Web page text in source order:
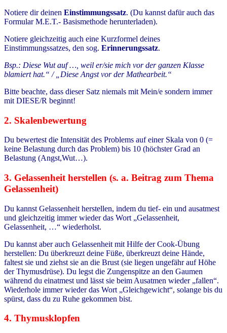
Notiere dir deinen Einstimmungssatz. (Du kannst dafür auch das
Formular M.E.T.- Basismethode herunterladen).
Notiere gleichzeitig auch eine Kurzformel deines
Einstimmungssatzes, den sog. Erinnerungssatz.
Bsp.: Diese Wut auf …, weil er/sie mich vor der ganzen Klasse
blamiert hat.“ / „Diese Angst vor der Mathearbeit.“
Bitte beachte, dass dieser Satz niemals mit Mein/e sondern immer
mit DIESE/R beginnt!
2. Skalenbewertung
Du bewertest die Intensität des Problems auf einer Skala von 0 (=
keine Belastung durch das Problem) bis 10 (höchster Grad an
Belastung (Angst,Wut…).
3. Gelassenheit herstellen (s. a. Beitrag zum Thema
Gelassenheit)
Du kannst Gelassenheit herstellen, indem du tief- ein und ausatmest
und gleichzeitig immer wieder das Wort „Gelassenheit,
Gelassenheit, …“ wiederholst.
Du kannst aber auch Gelassenheit mit Hilfe der Cook-Übung
herstellen: Du überkreuzt deine Füße, überkreuzt deine Hände,
faltest sie und ziehst sie an die Brust (sie liegen ungefähr auf Höhe
der Thymusdrüse). Du legst die Zungenspitze an den Gaumen
während du einatmest und lässt sie beim Ausatmen wieder „fallen“.
Wiederhole immer wieder das Wort „Gleichgewicht“, solange bis du
spürst, dass du zu Ruhe gekommen bist.
4. Thymusklopfen